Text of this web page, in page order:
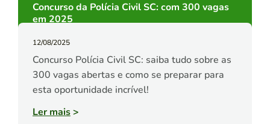
Concurso da Polícia Civil SC: com 300 vagas
em 2025
12/08/2025
Concurso Polícia Civil SC: saiba tudo sobre as
300 vagas abertas e como se preparar para
esta oportunidade incrível!
Ler mais>